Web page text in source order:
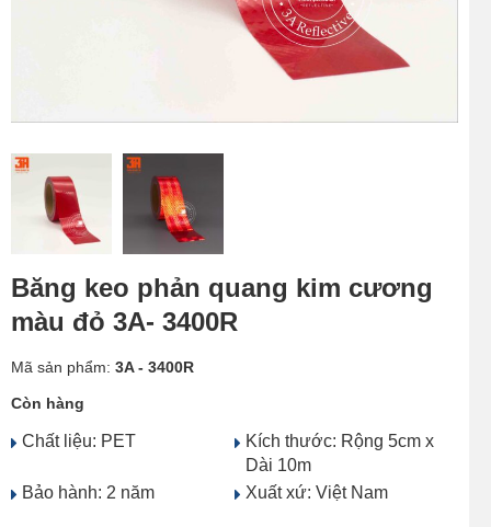
Băng keo phản quang kim cương
màu đỏ 3A- 3400R
Mã sản phẩm: 3A - 3400R
Còn hàng
Chất liệu: PET
Kích thước: Rộng 5cm x
Dài 10m
Bảo hành: 2 năm
Xuất xứ: Việt Nam